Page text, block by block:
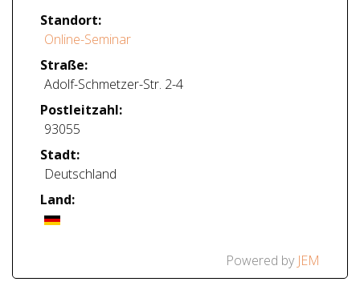
Standort:
Online-Seminar
Straße:
Adolf-Schmetzer-Str. 2-4
Postleitzahl:
93055
Stadt:
Deutschland
Land:
Powered by JEM